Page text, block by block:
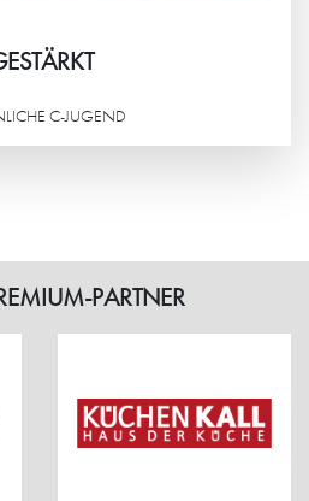
C-JUGEND
PARTNER